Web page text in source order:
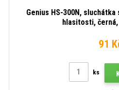
Genius HS-300N,
hlasitosti, černá,
91
ks